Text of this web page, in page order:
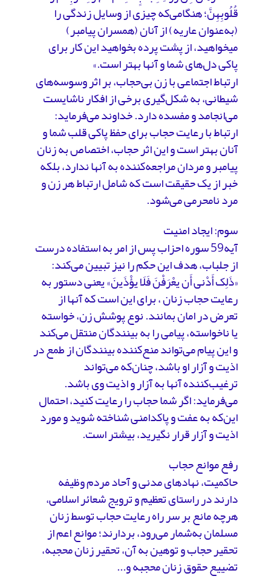
قُلُوبِهِنَّ؛ هنگامى‌که چیزى از وسایل زندگى را
(به‌عنوان عاریه) از آنان (همسران پیامبر)
مى‏خواهید، از پشت پرده بخواهید این کار براى
پاکى دل‌هاى شما و آنها بهتر است.»
ارتباط اجتماعی با زن بی‌حجاب، بر اثر وسوسه‌های
شیطانی، به شکل‌گیری برخی از افکار ناشایست
می‌انجامد و مفسده دارد. خداوند می‌فرماید:
ارتباط با رعایت حجاب برای حفظ پاکی قلب شما و
آنان بهتر است و این اثر حجاب، اختصاص به زنان
پیامبر و مردان مراجعه‌کننده به آنها ندارد، بلکه
خبر از یک حقیقت است که شامل ارتباط هر زن و
مرد نامحرمی می‌شود.
سوم: ایجاد امنیت
آیه59 سوره احزاب پس از امر به استفاده درست
از جلباب، هدف این حکم را نیز تبیین می‌کند:
«ذَلِک أَدْنی أَن یعْرَفْنَ فَلَا یؤْذَینَ» یعنی دستور به
رعایت حجاب زنان ، برای این است که آنها از
تعرض در امان بمانند. نوع پوشش زن، خواسته
یا ناخواسته، پیامی را به بینندگان منتقل می‌کند
و این پیام می‌تواند منع‌کننده بینندگان از طمع در
اذیت و آزار او باشد، چنان‌که می‌تواند
ترغیب‌کننده آنها به آزار و اذیت وی باشد.
می‌فرماید: اگر شما حجاب را رعایت کنید، احتمال
این‌که به عفت و پاکدامنی شناخته شوید و مورد
اذیت و آزار قرار نگیرید، بیشتر است.
رفع موانع حجاب
حاکمیت، نهادهای مدنی و آحاد مردم وظیفه
دارند در راستای تعظیم و ترویج شعائر اسلامی،
هرچه مانع بر سر راه رعایت حجاب توسط زنان
مسلمان به‌شمار می‌رود، بردارند؛ موانع اعم از
تحقیر حجاب و توهین به آن، تحقیر زنان محجبه،
تضییع حقوق زنان محجبه و...